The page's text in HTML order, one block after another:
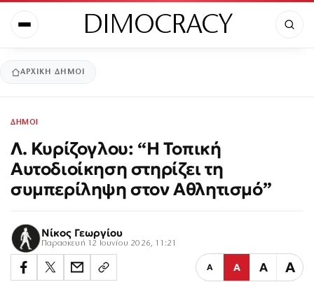
DIMOCRACY
ΑΡΧΙΚΉ ΔΗΜΟΙ
ΔΗΜΟΙ
Λ. Κυρίζογλου: “Η Τοπική
Αυτοδιοίκηση στηρίζει τη
συμπερίληψη στον Αθλητισμό”
Νίκος Γεωργίου
Παρασκευή 12 Ιουνίου 2026, 11:21
Α Α Α Α